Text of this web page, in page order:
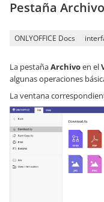
Pestaña Archivo
ONLYOFFICE Docs
La pestañaArchivoen el
algunas operaciones
La ventana